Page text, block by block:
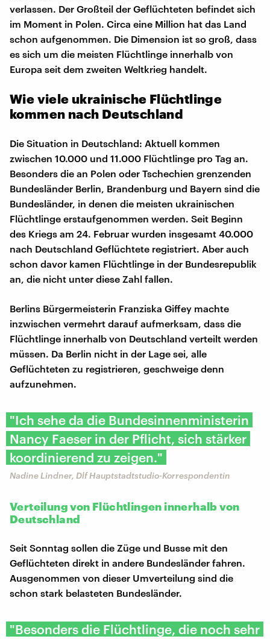
verlassen. Der Großteil der Geflüchteten befindet sich
im Moment in Polen. Circa eine Million hat das Land
schon aufgenommen. Die Dimension ist so groß, dass
es sich um die meisten Flüchtlinge innerhalb von
Europa seit dem zweiten Weltkrieg handelt.
Wie viele ukrainische Flüchtlinge
kommen nach Deutschland
Die Situation in Deutschland: Aktuell kommen
zwischen 10.000 und 11.000 Flüchtlinge pro Tag an.
Besonders die an Polen oder Tschechien grenzenden
Bundesländer Berlin, Brandenburg und Bayern sind die
Bundesländer, in denen die meisten ukrainischen
Flüchtlinge erstaufgenommen werden. Seit Beginn
des Kriegs am 24. Februar wurden insgesamt 40.000
nach Deutschland Geflüchtete registriert. Aber auch
schon davor kamen Flüchtlinge in der Bundesrepublik
an, die nicht unter diese Zahl fallen.
Berlins Bürgermeisterin Franziska Giffey machte
inzwischen vermehrt darauf aufmerksam, dass die
Flüchtlinge innerhalb von Deutschland verteilt werden
müssen. Da Berlin nicht in der Lage sei, alle
Geflüchteten zu registrieren, geschweige denn
aufzunehmen.
"Ich sehe da die Bundesinnenministerin
Nancy Faeser in der Pflicht, sich stärker
koordinierend zu zeigen."
Nadine Lindner, Dlf Hauptstadtstudio-Korrespondentin
Verteilung von Flüchtlingen innerhalb von
Deutschland
Seit Sonntag sollen die Züge und Busse mit den
Geflüchteten direkt in andere Bundesländer fahren.
Ausgenommen von dieser Umverteilung sind die
schon stark belasteten Bundesländer.
"Besonders die Flüchtlinge, die noch sehr